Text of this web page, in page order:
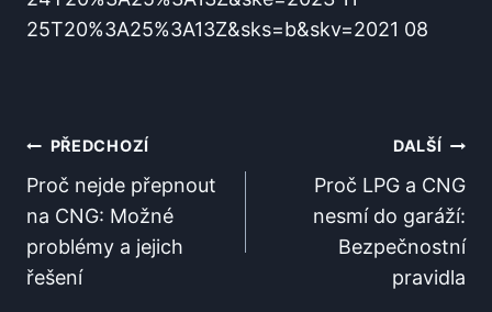
Navigace
Pro
Příspěvek
PŘEDCHOZÍ
Proč nejde přepnout
na CNG: Možné
problémy a jejich
řešení
DALŠÍ
Proč LPG a CNG
nesmí do garáží:
Bezpečnostní
pravidla